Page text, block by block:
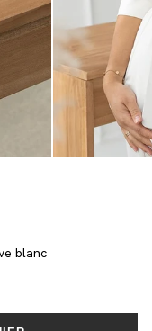
blanc